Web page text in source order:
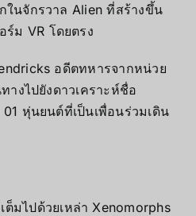
ในจักรวาล Alien ที่สร้างขึ้น
ม VR โดยตรง
อดีตทหารจากหน่วย
างไปยังดาวเคราะห์ชื่อ
หุ่นยนต์ที่เป็นเพื่อนร่วมเดิน
มไปด้วยเหล่า Xenomorphs